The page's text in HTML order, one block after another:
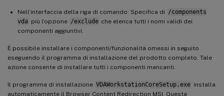
Nell’interfaccia della riga di comando: Specifica di /components
vda più l’opzione /exclude che elenca tutti i nomi validi dei
componenti aggiuntivi.
È possibile installare i componenti/funzionalità omessi in seguito
eseguendo il programma di installazione del prodotto completo. Tale
azione consente di installare tutti i componenti mancanti.
Il programma di installazione VDAWorkstationCoreSetup.exe installa
automaticamente il Browser Content Redirection MSI. Questa